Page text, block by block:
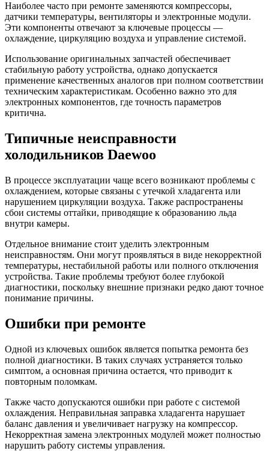
Наиболее часто при ремонте заменяются компрессоры,
датчики температуры, вентиляторы и электронные модули.
Эти компоненты отвечают за ключевые процессы —
охлаждение, циркуляцию воздуха и управление системой.
Использование оригинальных запчастей обеспечивает
стабильную работу устройства, однако допускается
применение качественных аналогов при полном соответствии
техническим характеристикам. Особенно важно это для
электронных компонентов, где точность параметров
критична.
Типичные неисправности
холодильников Daewoo
В процессе эксплуатации чаще всего возникают проблемы с
охлаждением, которые связаны с утечкой хладагента или
нарушением циркуляции воздуха. Также распространены
сбои системы оттайки, приводящие к образованию льда
внутри камеры.
Отдельное внимание стоит уделить электронным
неисправностям. Они могут проявляться в виде некорректной
температуры, нестабильной работы или полного отключения
устройства. Такие проблемы требуют более глубокой
диагностики, поскольку внешние признаки редко дают точное
понимание причины.
Ошибки при ремонте
Одной из ключевых ошибок является попытка ремонта без
полной диагностики. В таких случаях устраняется только
симптом, а основная причина остается, что приводит к
повторным поломкам.
Также часто допускаются ошибки при работе с системой
охлаждения. Неправильная заправка хладагента нарушает
баланс давления и увеличивает нагрузку на компрессор.
Некорректная замена электронных модулей может полностью
нарушить работу системы управления.